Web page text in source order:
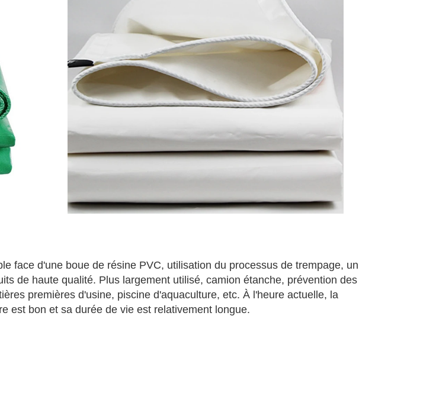
face d'une boue de résine PVC, utilisation du processus de trempage, un
de haute qualité. Plus largement utilisé, camion étanche, prévention des
premières d'usine, piscine d'aquaculture, etc. À l'heure actuelle, la
est bon et sa durée de vie est relativement longue.